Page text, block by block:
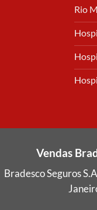
Rio
Vendas
Bradesco Seguros